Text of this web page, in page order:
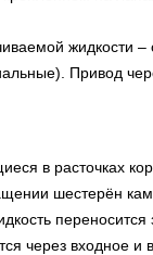
жидкости
Привод
в расточках
шестерён
через входное